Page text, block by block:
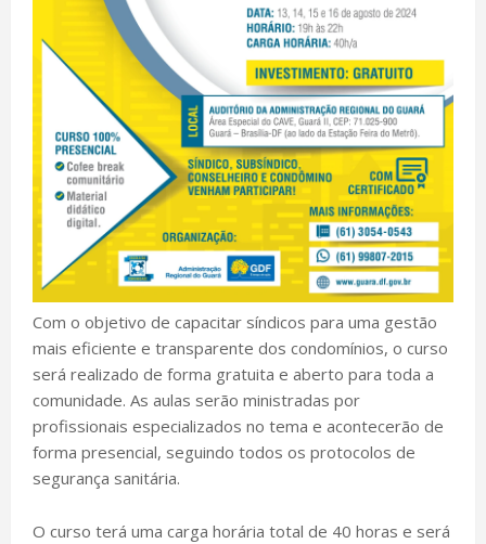
Com o objetivo de capacitar síndicos para uma gestão
mais eficiente e transparente dos condomínios, o curso
será realizado de forma gratuita e aberto para toda a
comunidade. As aulas serão ministradas por
profissionais especializados no tema e acontecerão de
forma presencial, seguindo todos os protocolos de
segurança sanitária.
O curso terá uma carga horária total de 40 horas e será